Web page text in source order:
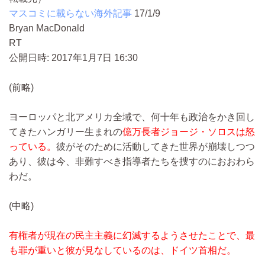
マスコミに載らない海外記事 17/1/9
Bryan MacDonald
RT
公開日時: 2017年1月7日 16:30
(前略)
ヨーロッパと北アメリカ全域で、何十年も政治をかき回し
てきたハンガリー生まれの億万長者ジョージ・ソロスは怒
っている。 彼がそのために活動してきた世界が崩壊しつつ
あり、彼は今、非難すべき指導者たちを捜すのにおおわら
わだ。
(中略)
有権者が現在の民主主義に幻滅するようさせたことで、最
も罪が重いと彼が見なしているのは、ドイツ首相だ。